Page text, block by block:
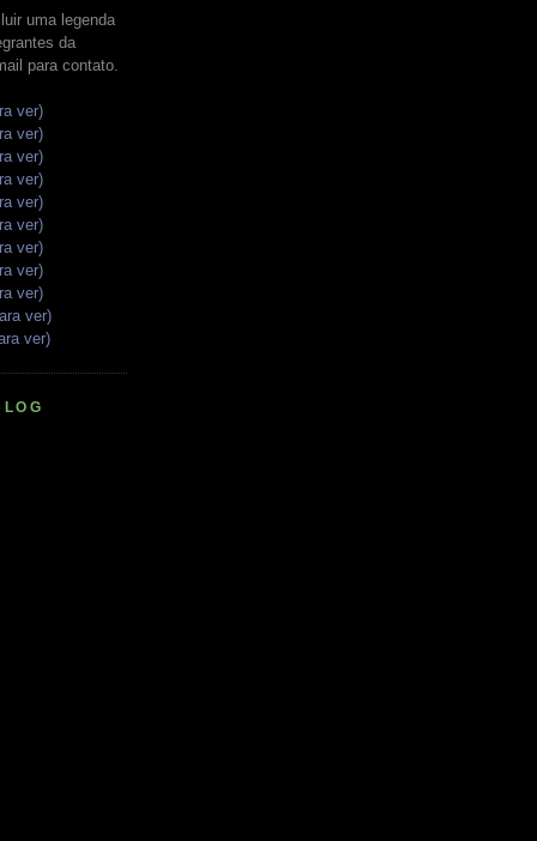
uma legenda
da
para contato.
ver)
ver)
ver)
ver)
ver)
ver)
ver)
ver)
ver)
ver)
ver)